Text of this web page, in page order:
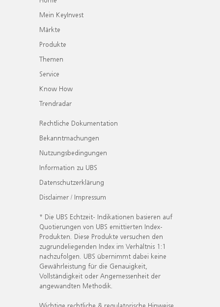
Mein KeyInvest
Märkte
Produkte
Themen
Service
Know How
Trendradar
Rechtliche Dokumentation
Bekanntmachungen
Nutzungsbedingungen
Information zu UBS
Datenschutzerklärung
Disclaimer / Impressum
* Die UBS Echtzeit- Indikationen basieren auf
Quotierungen von UBS emittierten Index-
Produkten. Diese Produkte versuchen den
zugrundeliegenden Index im Verhältnis 1:1
nachzufolgen. UBS übernimmt dabei keine
Gewährleistung für die Genauigkeit,
Vollständigkeit oder Angemessenheit der
angewandten Methodik.